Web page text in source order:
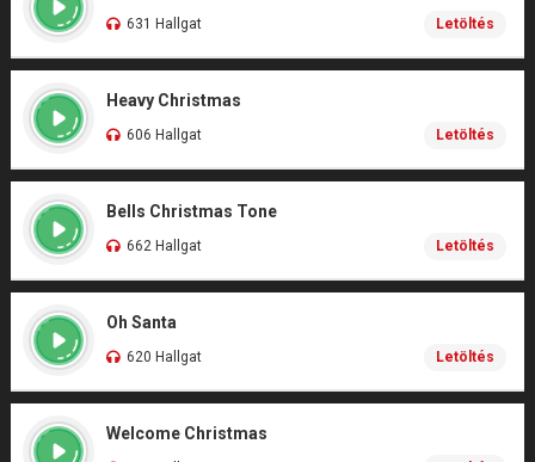
631 Hallgat Letöltés
Heavy Christmas
606 Hallgat Letöltés
Bells Christmas Tone
662 Hallgat Letöltés
Oh Santa
620 Hallgat Letöltés
Welcome Christmas